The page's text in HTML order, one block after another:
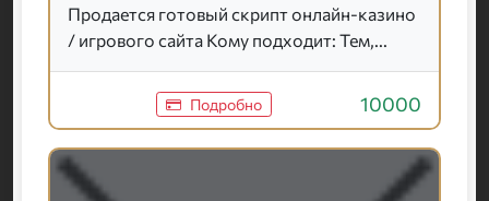
Продается готовый скрипт онлайн-казино
/ игрового сайта Кому подходит: Тем,...
Подробно 10000